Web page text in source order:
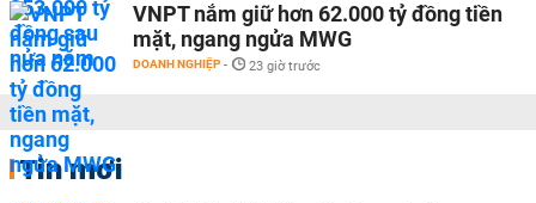
VNPT nắm giữ hơn 62.000 tỷ đồng tiền
mặt, ngang ngửa MWG
DOANH NGHIỆP - 23 giờ trước
Tin mới